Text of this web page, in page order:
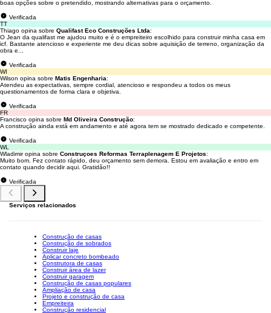
boas opções sobre o pretendido, mostrando alternativas para o orçamento.
Verificada
TT
Thiago opina sobre Qualifast Eco Construções Ltda:
O Jean da qualifast me ajudou muito e é o empreiteiro escolhido para construir minha casa em
icf. Bastante atencioso e experiente me deu dicas sobre aquisição de terreno, organização da
obra e...
Verificada
WI
Wilson opina sobre Matis Engenharia:
Atendeu as expectativas, sempre cordial, atencioso e respondeu a todos os meus
questionamentos de forma clara e objetiva.
Verificada
FR
Francisco opina sobre Md Oliveira Construção:
A construção ainda está em andamento e até agora tem se mostrado dedicado e competente.
Verificada
WL
Wladimir opina sobre Construçoes Reformas Terraplenagem E Projetos:
Muito bom. Fez contato rápido, deu orçamento sem demora. Estou em avaliação e entro em
contato quando decidir aqui. Gratidão!!
Verificada
Serviços relacionados
Construção de casas
Construção de sobrados
Construir laje
Aplicar concreto bombeado
Construtora de casas
Construir área de lazer
Construir garagem
Construção de casas populares
Ampliação de casa
Projeto e construção de casa
Empreiteira
Construção residencial